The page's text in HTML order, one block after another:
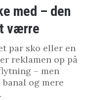
med – den
værre
par sko eller en
reklamen op på
– men
og mere